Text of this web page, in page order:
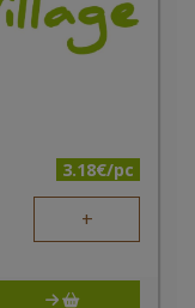
3.18€/pc
+